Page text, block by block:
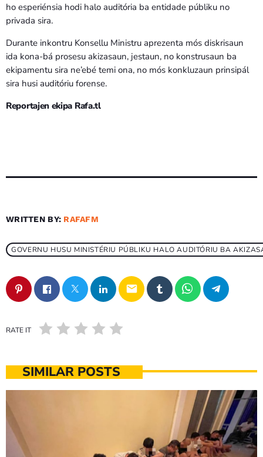
ho esperiénsia hodi halo auditória ba entidade públiku no
privada sira.
Durante inkontru Konsellu Ministru aprezenta mós diskrisaun
ida kona-bá prosesu akizasaun, jestaun, no konstrusaun ba
ekipamentu sira ne’ebé temi ona, no mós konkluzaun prinsipál
sira husi auditóriu forense.
Reportajen ekipa Rafa.tl
WRITTEN BY: RAFAFM
GOVERNU HUSU MINISTÉRIU PÚBLIKU HALO AUDITÓRIU BA
email
RATE IT
SIMILAR POSTS